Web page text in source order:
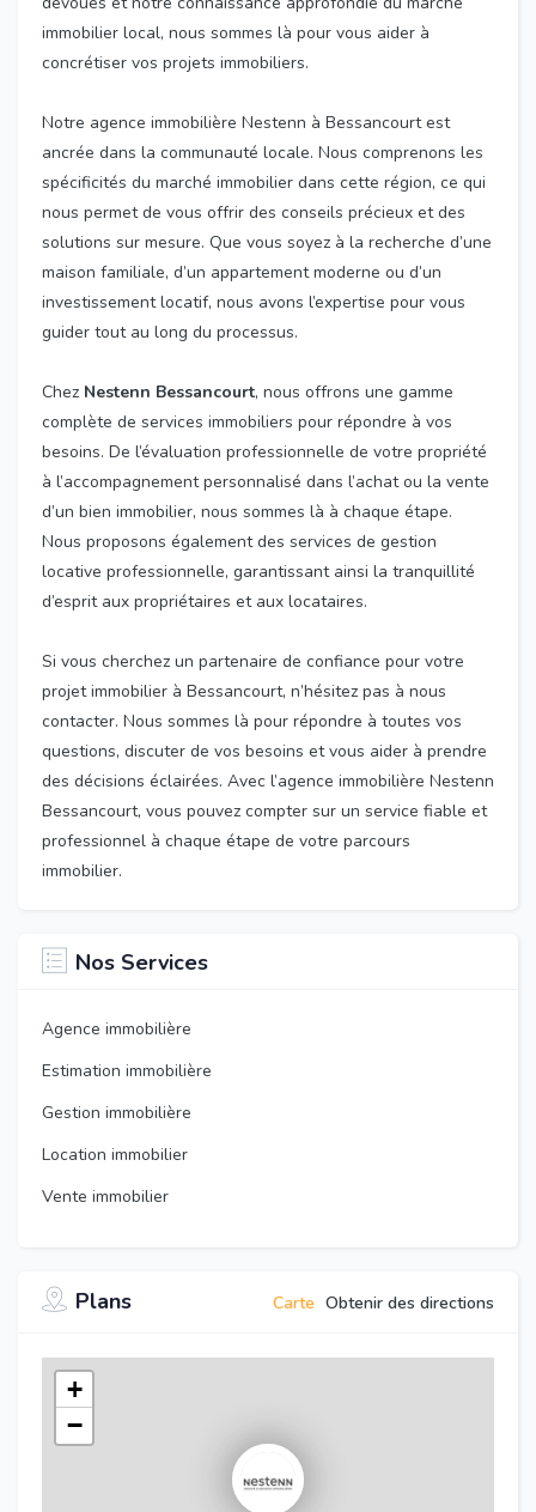
immobilier local, nous sommes là pour vous aider à
concrétiser vos projets immobiliers.
Notre agence immobilière Nestenn à Bessancourt est
ancrée dans la communauté locale. Nous comprenons les
spécificités du marché immobilier dans cette région, ce qui
nous permet de vous offrir des conseils précieux et des
solutions sur mesure. Que vous soyez à la recherche d’une
maison familiale, d’un appartement moderne ou d’un
investissement locatif, nous avons l’expertise pour vous
guider tout au long du processus.
Chez Nestenn Bessancourt, nous offrons une gamme
complète de services immobiliers pour répondre à vos
besoins. De l’évaluation professionnelle de votre propriété
à l’accompagnement personnalisé dans l’achat ou la vente
d’un bien immobilier, nous sommes là à chaque étape.
Nous proposons également des services de gestion
locative professionnelle, garantissant ainsi la tranquillité
d’esprit aux propriétaires et aux locataires.
Si vous cherchez un partenaire de confiance pour votre
projet immobilier à Bessancourt, n’hésitez pas à nous
contacter. Nous sommes là pour répondre à toutes vos
questions, discuter de vos besoins et vous aider à prendre
des décisions éclairées. Avec l’agence immobilière Nestenn
Bessancourt, vous pouvez compter sur un service fiable et
professionnel à chaque étape de votre parcours
immobilier.
Nos Services
Agence immobilière
Estimation immobilière
Gestion immobilière
Location immobilier
Vente immobilier
Plans Carte Obtenir des directions
+
−